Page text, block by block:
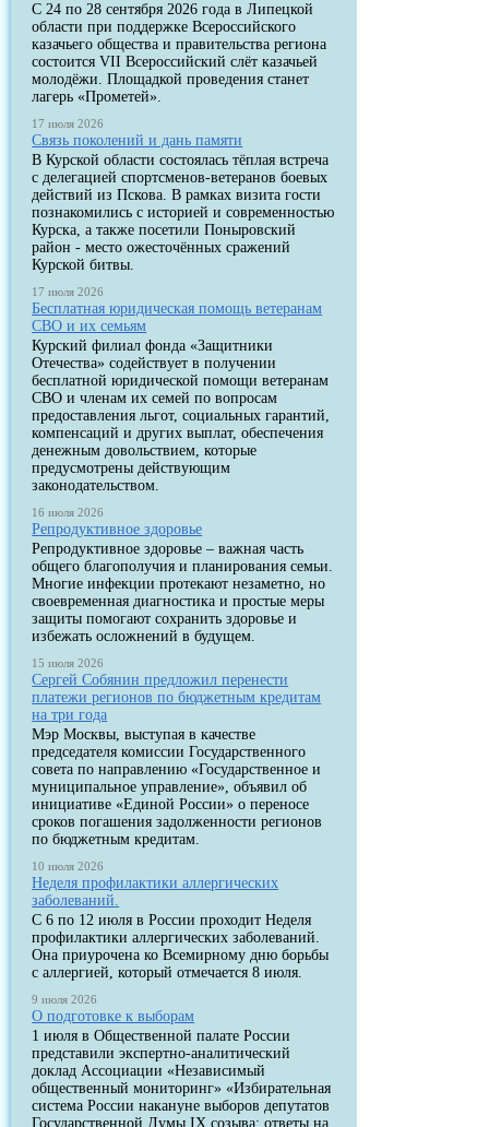
С 24 по 28 сентября 2026 года в Липецкой
области при поддержке Всероссийского
казачьего общества и правительства региона
состоится VII Всероссийский слёт казачьей
молодёжи. Площадкой проведения станет
лагерь «Прометей».
17 июля 2026
Связь поколений и дань памяти
В Курской области состоялась тёплая встреча
с делегацией спортсменов-ветеранов боевых
действий из Пскова. В рамках визита гости
познакомились с историей и современностью
Курска, а также посетили Поныровский
район - место ожесточённых сражений
Курской битвы.
17 июля 2026
Бесплатная юридическая помощь ветеранам
СВО и их семьям
Курский филиал фонда «Защитники
Отечества» содействует в получении
бесплатной юридической помощи ветеранам
СВО и членам их семей по вопросам
предоставления льгот, социальных гарантий,
компенсаций и других выплат, обеспечения
денежным довольствием, которые
предусмотрены действующим
законодательством.
16 июля 2026
Репродуктивное здоровье
Репродуктивное здоровье – важная часть
общего благополучия и планирования семьи.
Многие инфекции протекают незаметно, но
своевременная диагностика и простые меры
защиты помогают сохранить здоровье и
избежать осложнений в будущем.
15 июля 2026
Сергей Собянин предложил перенести
платежи регионов по бюджетным кредитам
на три года
Мэр Москвы, выступая в качестве
председателя комиссии Государственного
совета по направлению «Государственное и
муниципальное управление», объявил об
инициативе «Единой России» о переносе
сроков погашения задолженности регионов
по бюджетным кредитам.
10 июля 2026
Неделя профилактики аллергических
заболеваний.
С 6 по 12 июля в России проходит Неделя
профилактики аллергических заболеваний.
Она приурочена ко Всемирному дню борьбы
с аллергией, который отмечается 8 июля.
9 июля 2026
О подготовке к выборам
1 июля в Общественной палате России
представили экспертно-аналитический
доклад Ассоциации «Независимый
общественный мониторинг» «Избирательная
система России накануне выборов депутатов
Государственной Думы IX созыва: ответы на